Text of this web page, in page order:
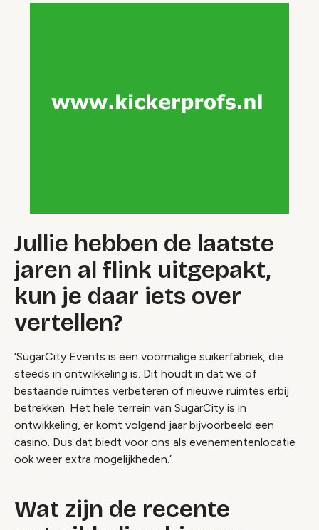
Jullie hebben de laatste
jaren al flink uitgepakt,
kun je daar iets over
vertellen?
‘SugarCity Events is een voormalige suikerfabriek, die
steeds in ontwikkeling is. Dit houdt in dat we of
bestaande ruimtes verbeteren of nieuwe ruimtes erbij
betrekken. Het hele terrein van SugarCity is in
ontwikkeling, er komt volgend jaar bijvoorbeeld een
casino. Dus dat biedt voor ons als evenementenlocatie
ook weer extra mogelijkheden.’
Wat zijn de recente